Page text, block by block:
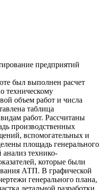
предприятий
был выполнен расчет
техническому
объем работ и числа
таблица
работ. Рассчитаны
производственных
вспомогательных и
площадь генерального
технико-
которые были
АТП. В графической
генерального плана,
детальной разработки.